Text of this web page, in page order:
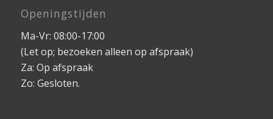
Openingstijden
Ma-Vr: 08:00-17:00
(Let op; bezoeken alleen op afspraak)
Za: Op afspraak
Zo: Gesloten.